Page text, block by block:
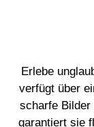
Erlebe
verfügt über
scharfe Bilder
garantiert sie